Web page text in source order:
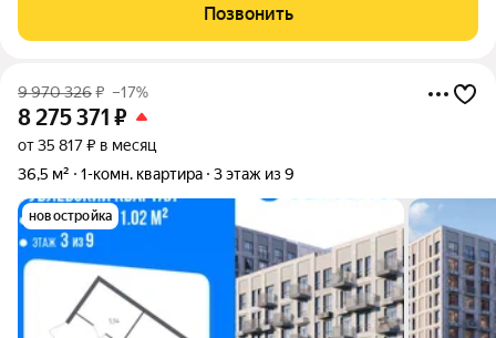
комфортному проживанию. Это тот редкий случай, когда
квартира подходит как молодой семье, так
Позвонить
9 970 326₽ –17%
8 275 371 ₽
от 35 817 ₽ в месяц
36,5 м²
1-комн. квартира 3 этаж из 9
новостройка